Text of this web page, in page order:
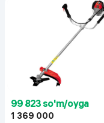
99 823 so'm/oyga
1 369 000